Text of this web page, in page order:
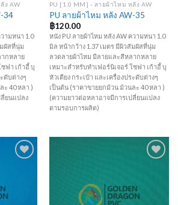
ง AW
34
ามหนา 1.0
ผัสที่นุ่ม
กหลาย
ฟา เก้าอี้ บุ
ดับต่างๆ
ะ 40 หลา )
ยนแปลง
PU [1.0 MM] - ลายผ้าไหม หลัง AW
PU ลายผ้าไหม หลัง AW-35
฿120.00
หนัง PU ลายผ้าไหม หลัง AW ความหนา 1.0
มิล หน้ากว้าง 1.37 เมตร มีผิวสัมผัสที่นุ่ม
ลวดลายผ้าไหม มีลายและสีหลากหลาย
เหมาะสำหรับทำเฟอร์นิเจอร์ โซฟา เก้าอี้ บุ
หัวเตียง กระเป๋า และเครื่องประดับต่างๆ
เป็นต้น (ราคาขายยกม้วน ม้วนละ 40 หลา )
(ความยาวต่อหลาอาจมีการเปลี่ยนแปลง
ตามรอบการผลิต)
Wishlist
Wishlist